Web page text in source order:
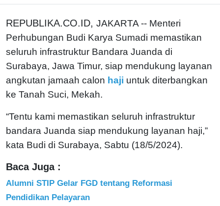
REPUBLIKA.CO.ID, JAKARTA -- Menteri
Perhubungan Budi Karya Sumadi memastikan
seluruh infrastruktur Bandara Juanda di
Surabaya, Jawa Timur, siap mendukung layanan
angkutan jamaah calon haji untuk diterbangkan
ke Tanah Suci, Mekah.
“Tentu kami memastikan seluruh infrastruktur
bandara Juanda siap mendukung layanan haji,”
kata Budi di Surabaya, Sabtu (18/5/2024).
Baca Juga :
Alumni STIP Gelar FGD tentang Reformasi
Pendidikan Pelayaran